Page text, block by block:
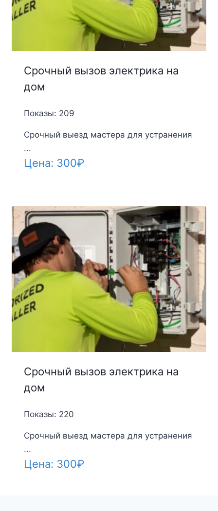
Срочный вызов электрика на
дом
Показы: 209
Срочный выезд мастера для устранения
...
Цена: 300₽
Срочный вызов электрика на
дом
Показы: 220
Срочный выезд мастера для устранения
...
Цена: 300₽